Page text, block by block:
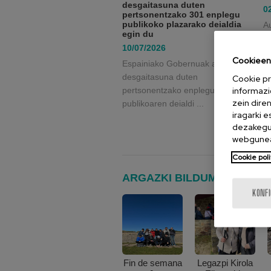
desgaitasuna duten
pertsonentzako 301 enplegu
publikoko plazarako deialdia
egin du
10/07/2026
Espainiako Gobernuak adimen
desgaitasuna duten
pertsonentzako enplegu
publikoaren deialdi ...
ARGAZKI BILDUMA
Fin de semana
Legazpi Kirola
Cookie
zein
iragarki
Cookie